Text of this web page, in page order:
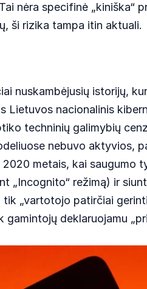
nėra specifinė „kiniška“
ši rizika tampa itin aktuali.
nuskambėjusių istorijų,
Lietuvos nacionalinis
techninių galimybių
nebuvo aktyvios,
metais, kai saugumo
„Incognito“ režimą) ir
„vartotojo patirčiai
deklaruojamu